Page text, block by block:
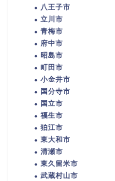
八王子市
立川市
青梅市
府中市
昭島市
町田市
小金井市
国分寺市
国立市
福生市
狛江市
東大和市
清瀬市
東久留米市
武蔵村山市